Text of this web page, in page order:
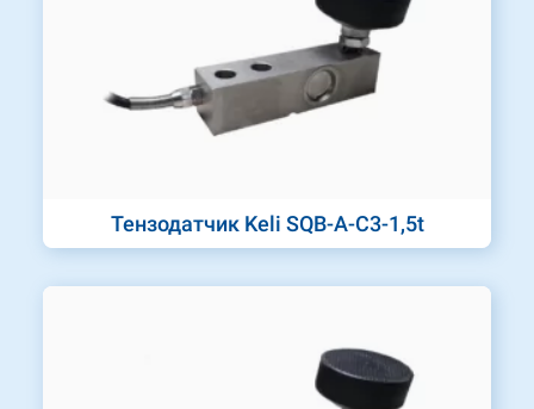
Тензодатчик Keli SQB-A-C3-1,5t